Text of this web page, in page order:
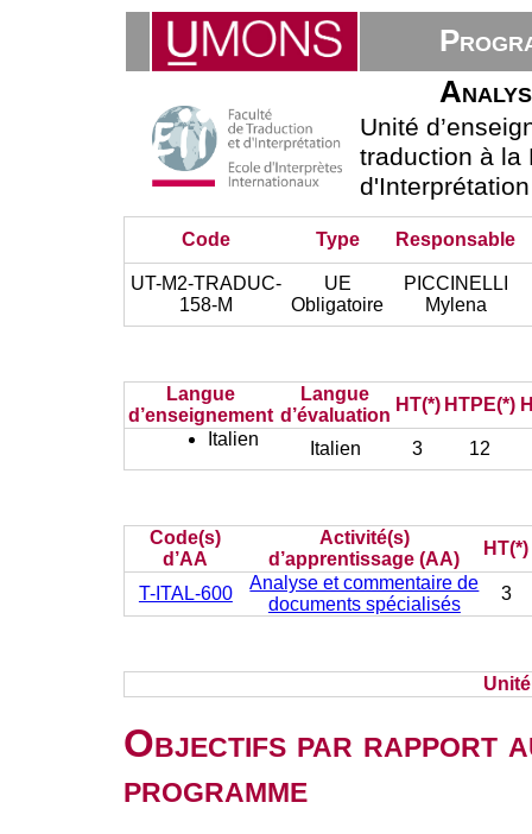
Unité
traduction à la
Code Type Responsable
UT-M2-TRADUC-
158-M
UE
Obligatoire
PICCINELLI
Mylena
Langue
d’enseignement
Langue
d’évaluation
HT(*) HTPE(*)
Italien
Italien 3 12
Code(s)
d’AA
Activité(s)
d’apprentissage (AA)
HT(*)
T-ITAL-600
Analyse et commentaire de
documents spécialisés
3
Objectifs par rapport
programme